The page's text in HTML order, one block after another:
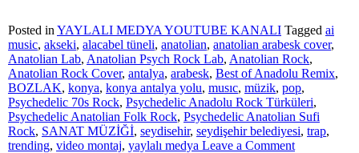
Posted in YAYLALI MEDYA YOUTUBE KANALI Tagged ai
music, akseki, alacabel tüneli, anatolian, anatolian arabesk cover,
Anatolian Lab, Anatolian Psych Rock Lab, Anatolian Rock,
Anatolian Rock Cover, antalya, arabesk, Best of Anadolu Remix,
BOZLAK, konya, konya antalya yolu, musıc, müzik, pop,
Psychedelic 70s Rock, Psychedelic Anadolu Rock Türküleri,
Psychedelic Anatolian Folk Rock, Psychedelic Anatolian Sufi
Rock, SANAT MÜZİĞİ, seydisehir, seydişehir belediyesi, trap,
trending, video montaj, yaylalı medya Leave a Commenton